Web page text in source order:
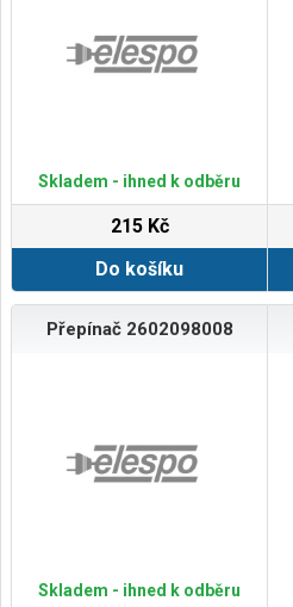
Skladem - ihned k odběru
215 Kč
Do košíku
Přepínač 2602098008
Skladem - ihned k odběru